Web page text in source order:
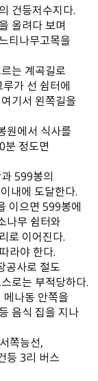
건등저수지다.
올려다 보며
티나무고목을
는 계곡길로
가 선 쉼터에
기서 왼쪽길을
원에서 식사를
분 정도면
599봉의
내에 도달한다.
이으면 599봉에
나무 쉼터와
로 이어진다.
라야 한다.
공사로 절도
로는 부적당하다.
나동 안쪽을
음식 집을 지나
쪽능선,
등 3리 버스